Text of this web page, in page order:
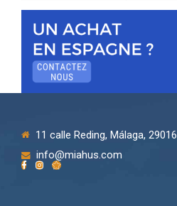
11 calle Reding, Málaga, 29016
info@miahus.com